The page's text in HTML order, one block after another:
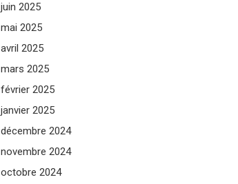
juin 2025
mai 2025
avril 2025
mars 2025
février 2025
janvier 2025
décembre 2024
novembre 2024
octobre 2024